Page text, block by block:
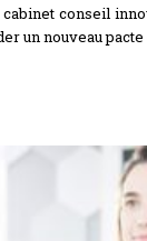
cabinet conseil
un nouveau